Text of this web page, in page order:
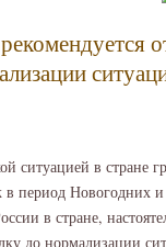
ситуацией в стране
период Новогодних и
в стране,
до нормализации